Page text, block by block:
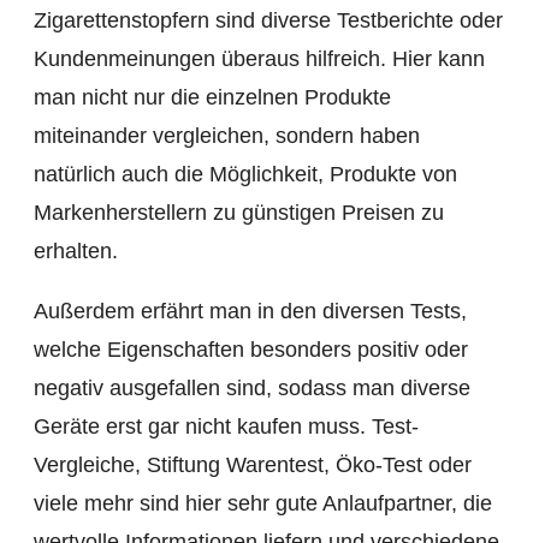
Zigarettenstopfern sind diverse Testberichte oder
Kundenmeinungen überaus hilfreich. Hier kann
man nicht nur die einzelnen Produkte
miteinander vergleichen, sondern haben
natürlich auch die Möglichkeit, Produkte von
Markenherstellern zu günstigen Preisen zu
erhalten.
Außerdem erfährt man in den diversen Tests,
welche Eigenschaften besonders positiv oder
negativ ausgefallen sind, sodass man diverse
Geräte erst gar nicht kaufen muss. Test-
Vergleiche, Stiftung Warentest, Öko-Test oder
viele mehr sind hier sehr gute Anlaufpartner, die